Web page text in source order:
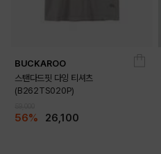
BUCKAROO
스탠다드핏 다잉 티셔츠
(B262TS020P)
56% 26,100